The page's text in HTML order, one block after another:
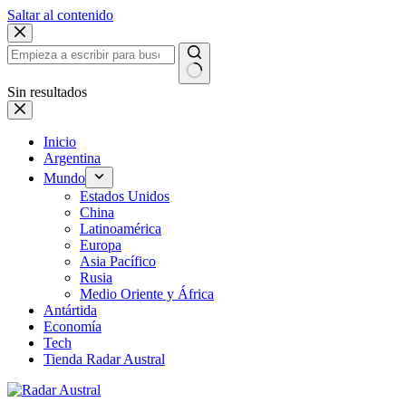
Saltar al contenido
Sin resultados
Inicio
Argentina
Mundo
Estados Unidos
China
Latinoamérica
Europa
Asia Pacífico
Rusia
Medio Oriente y África
Antártida
Economía
Tech
Tienda Radar Austral